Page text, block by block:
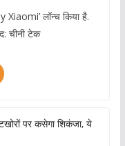
लॉन्च किया है.
चीनी टेक
पर कसेगा शिकंजा, ये